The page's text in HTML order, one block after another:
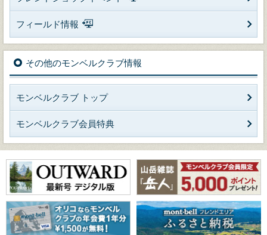
フィールド情報
その他のモンベルクラブ情報
モンベルクラブ トップ
モンベルクラブ会員特典